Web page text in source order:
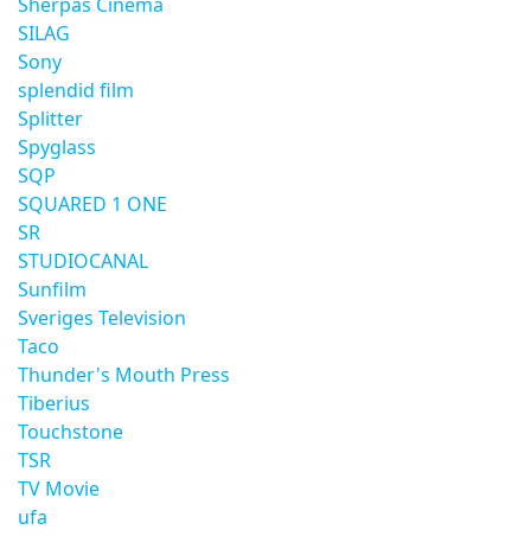
SILAG
Sony
splendid film
Splitter
Spyglass
SQP
SQUARED 1 ONE
SR
STUDIOCANAL
Sunfilm
Sveriges Television
Taco
Thunder's Mouth Press
Tiberius
Touchstone
TSR
TV Movie
ufa